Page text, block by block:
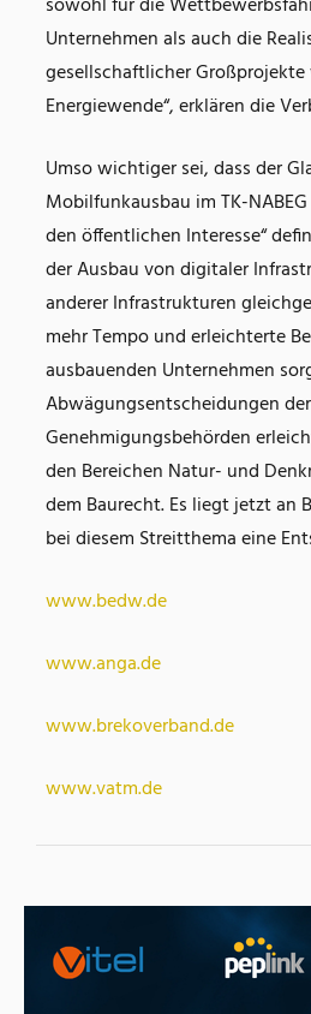
Unternehmen als auch die
gesellschaftlicher
Energiewende“, erklären die
Umso wichtiger sei, dass der
Mobilfunkausbau im TK-
den öffentlichen Interesse“
der Ausbau von digitaler
anderer Infrastrukturen
mehr Tempo und erleichterte
ausbauenden Unternehmen
Abwägungsentscheidungen der
Genehmigungsbehörden
den Bereichen Natur- und
dem Baurecht. Es liegt jetzt an
bei diesem Streitthema eine
www.bedw.de
www.anga.de
www.brekoverband.de
www.vatm.de